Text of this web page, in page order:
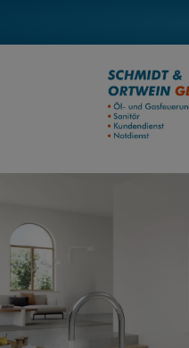
öffnen und schließen
schließen